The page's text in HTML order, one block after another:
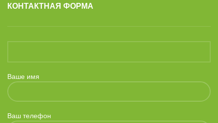
КОНТАКТНАЯ ФОРМА
Ваше имя
Ваш телефон